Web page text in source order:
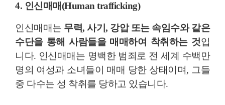
4. 인신매매(Human trafficking)
인신매매는 무력, 사기, 강압 또는 속임수와 같은
수단을 통해 사람들을 매매하여 착취하는 것입
니다. 인신매매는 명백한 범죄로 전 세계 수백만
명의 여성과 소녀들이 매매 당한 상태이며, 그들
중 다수는 성 착취를 당하고 있습니다.